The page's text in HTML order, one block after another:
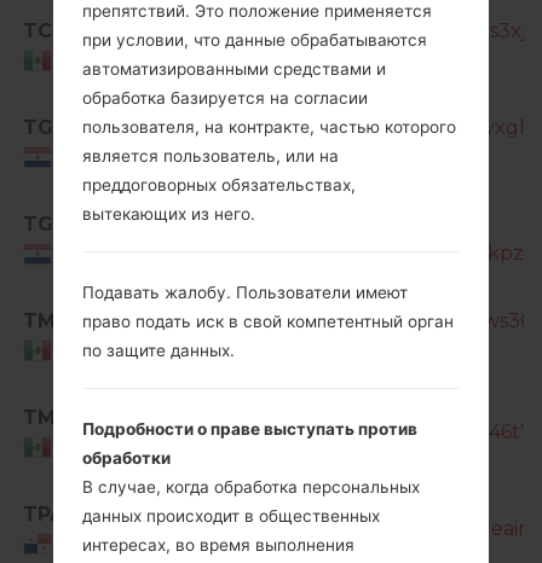
TCE
Mexico
SM-
TGP
Paraguay
SM-
TGP
SM-
TMM
Mexico
SM-
TMM
Mexico
TPA
Panama
SM-
препятствий. Это положение применяется
при условии, что данные обрабатываются
автоматизированными средствами и
обработка базируется на согласии
пользователя, на контракте, частью которого
является пользователь, или на
преддоговорных обязательствах,
вытекающих из него.
Подавать жалобу. Пользователи имеют
право подать иск в свой компетентный орган
по защите данных.
Подробности о праве выступать против
обработки
В случае, когда обработка персональных
данных происходит в общественных
интересах, во время выполнения